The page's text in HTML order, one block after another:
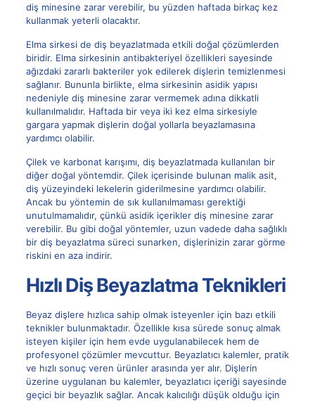
diş minesine zarar verebilir, bu yüzden haftada birkaç kez
kullanmak yeterli olacaktır.
Elma sirkesi de diş beyazlatmada etkili doğal çözümlerden
biridir. Elma sirkesinin antibakteriyel özellikleri sayesinde
ağızdaki zararlı bakteriler yok edilerek dişlerin temizlenmesi
sağlanır. Bununla birlikte, elma sirkesinin asidik yapısı
nedeniyle diş minesine zarar vermemek adına dikkatli
kullanılmalıdır. Haftada bir veya iki kez elma sirkesiyle
gargara yapmak dişlerin doğal yollarla beyazlamasına
yardımcı olabilir.
Çilek ve karbonat karışımı, diş beyazlatmada kullanılan bir
diğer doğal yöntemdir. Çilek içerisinde bulunan malik asit,
diş yüzeyindeki lekelerin giderilmesine yardımcı olabilir.
Ancak bu yöntemin de sık kullanılmaması gerektiği
unutulmamalıdır, çünkü asidik içerikler diş minesine zarar
verebilir. Bu gibi doğal yöntemler, uzun vadede daha sağlıklı
bir diş beyazlatma süreci sunarken, dişlerinizin zarar görme
riskini en aza indirir.
Hızlı Diş Beyazlatma Teknikleri
Beyaz dişlere hızlıca sahip olmak isteyenler için bazı etkili
teknikler bulunmaktadır. Özellikle kısa sürede sonuç almak
isteyen kişiler için hem evde uygulanabilecek hem de
profesyonel çözümler mevcuttur. Beyazlatıcı kalemler, pratik
ve hızlı sonuç veren ürünler arasında yer alır. Dişlerin
üzerine uygulanan bu kalemler, beyazlatıcı içeriği sayesinde
geçici bir beyazlık sağlar. Ancak kalıcılığı düşük olduğu için